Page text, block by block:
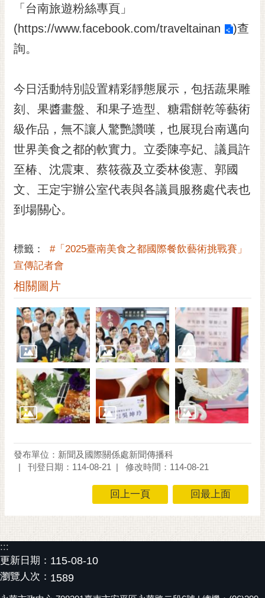
「台南旅遊粉絲專頁」
(https://www.facebook.com/traveltainan
)查
詢。
今日活動特別設置精彩靜態展示，包括蔬果雕
刻、果醬畫盤、和果子造型、糖霜餅乾等藝術
級作品，無不讓人驚艷讚嘆，也展現台南邁向
世界美食之都的軟實力。立委陳亭妃、議員許
至椿、沈震東、蔡筱薇及立委林俊憲、郭國
文、王定宇辦公室代表與各議員服務處代表也
到場關心。
標籤：
#「2025臺南美食之都國際餐飲藝術挑戰賽」
宣傳記者會
相關圖片
發布單位：新聞及國際關係處新聞傳播科
刊登日期：114-08-21
修改時間：114-08-21
回上一頁 回最上面
:::
更新日期： 115-08-10
瀏覽人次： 1589